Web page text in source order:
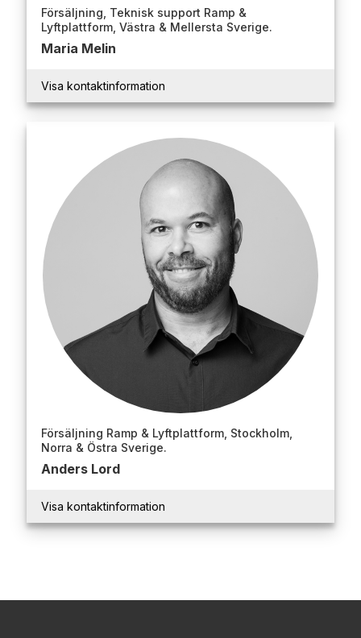
Försäljning, Teknisk support Ramp &
Lyftplattform, Västra & Mellersta Sverige.
Maria Melin
Visa kontaktinformation
Försäljning Ramp & Lyftplattform, Stockholm,
Norra & Östra Sverige.
Anders Lord
Visa kontaktinformation